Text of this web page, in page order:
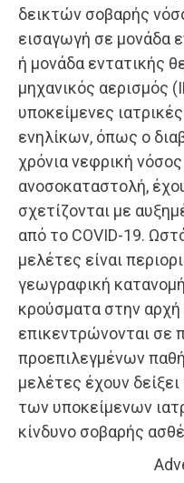
δεικτών σοβαρής
εισαγωγή σε μονάδα
ή μονάδα εντατικής
μηχανικός αερισμός
υποκείμενες
ενηλίκων, όπως ο
χρόνια νεφρική
ανοσοκαταστολή,
σχετίζονται με
από το COVID-19.
μελέτες είναι
γεωγραφική
κρούσματα στην αρχή
επικεντρώνονται σε
προεπιλεγμένων
μελέτες έχουν
των υποκείμενων
κίνδυνο σοβαρής